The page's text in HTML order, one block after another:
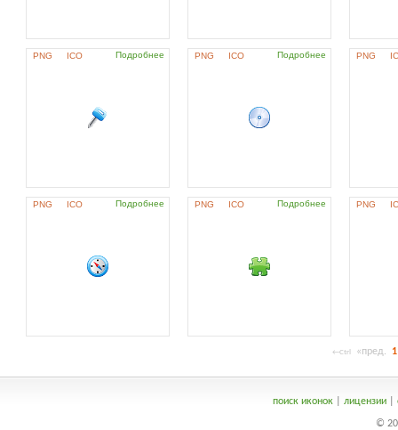
PNG ICO Подробнее PNG ICO Подробнее PNG
PNG ICO Подробнее PNG ICO Подробнее PNG
←Ctrl «пред. 1
поиск иконок| лицензии|
©